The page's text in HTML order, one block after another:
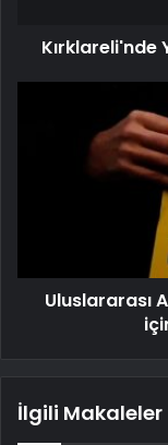
Kırklareli'nde
Uluslararası
İlgili Makaleler